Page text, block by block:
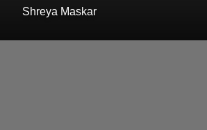
Shreya Maskar